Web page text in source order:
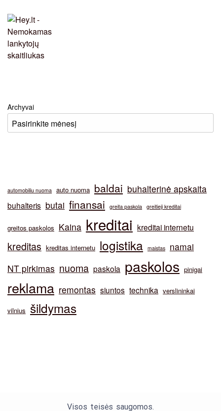
Archyvai
automobiliu nuoma auto nuoma baldai buhalterinė apskaita
buhalteris butai finansai greita paskola greitieji kreditai
greitos paskolos Kaina kreditai kreditai internetu
kreditas kreditas internetu logistika maistas
namai
NT pirkimas nuoma paskola paskolos pinigai
reklama remontas siuntos technika verslininkai
vilnius šildymas
Visos teisės saugomos.